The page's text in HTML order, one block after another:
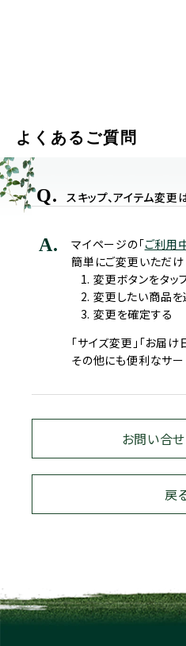
よくあるご質問
Q. スキップ、アイテム変更
A. マイページの「ご利用
簡単にご変更いただけ
変更ボタンをタッ
変更したい商品
変更を確定する
「サイズ変更」「お届
その他にも便利なサー
戻
お問い合